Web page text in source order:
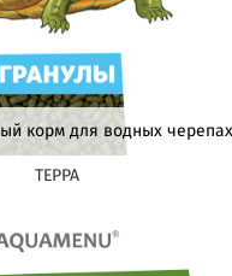
корм для водных черепах
ТЕРРА